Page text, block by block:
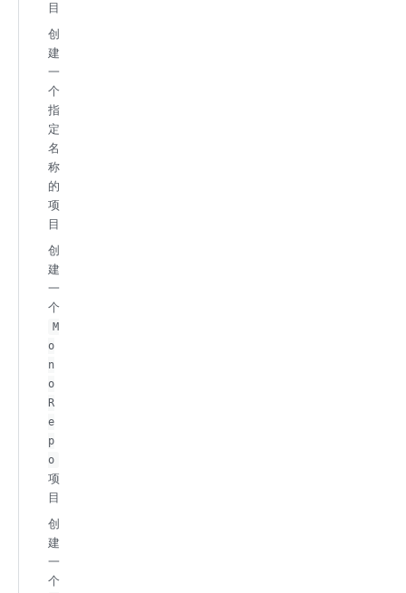
目
创
建
一
个
指
定
名
称
的
项
目
创
建
一
个
M
o
n
o
R
e
p
o
项
目
创
建
一
个